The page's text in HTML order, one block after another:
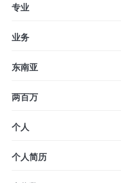
专业
业务
东南亚
两百万
个人
个人简历